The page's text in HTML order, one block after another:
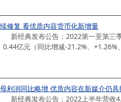
修复 看优质内容货币化新增量
布公告：2022第一至第三季度
0.44亿元（同比增减-21.2%、
利润同比略增 优质内容在新媒介仍
布公告：2022上半年营收4.46